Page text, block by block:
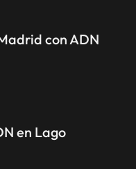
con ADN
en Lago